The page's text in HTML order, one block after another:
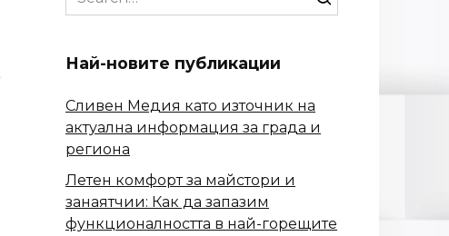
for:
Най-новите публикации
Сливен Медия като източник на
актуална информация за града и
региона
Летен комфорт за майстори и
занаятчии: Как да запазим
функционалността в най-горещите